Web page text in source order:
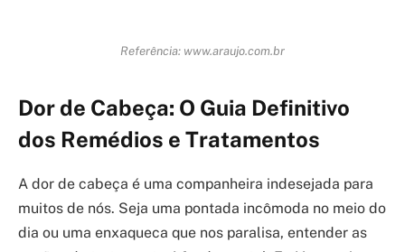
Referência: www.araujo.com.br
Dor de Cabeça: O Guia Definitivo
dos Remédios e Tratamentos
A dor de cabeça é uma companheira indesejada para
muitos de nós. Seja uma pontada incômoda no meio do
dia ou uma enxaqueca que nos paralisa, entender as